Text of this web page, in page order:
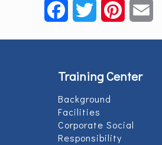
FacebookTwitter Pinterest
Training Center
Background
Facilities
Corporate Social
Responsibility